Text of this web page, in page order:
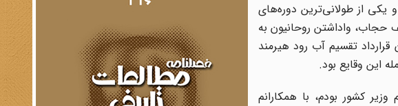
‌شد. دوره نخست‌‌وزیری او یکی از طولانی‌ترین دوره‌های
واداشتن روحانیون به
بسته شدن قرارداد تقسیم آب رود هیرمند
مستعفی شد که من هم وزیر کشور بودم، با همکارانم